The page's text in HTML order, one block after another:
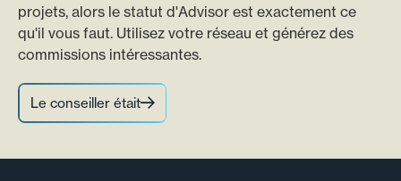
projets, alors le statut d'Advisor est exactement ce
qu'il vous faut. Utilisez votre réseau et générez des
commissions intéressantes.
Le conseiller était